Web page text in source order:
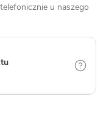
u naszego